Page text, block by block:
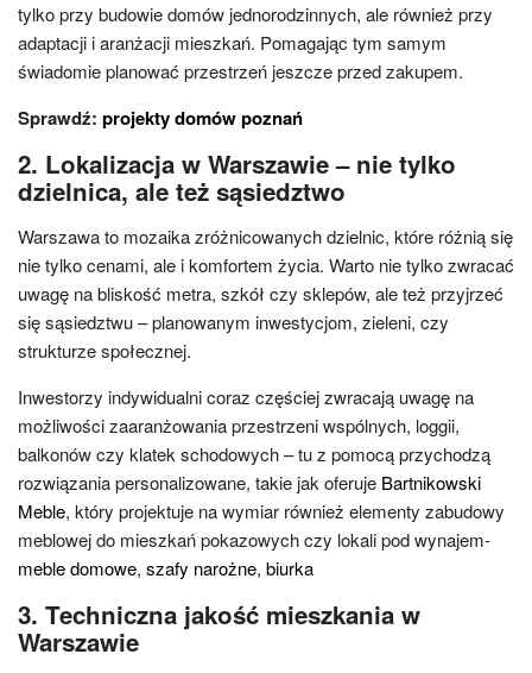
tylko przy budowie domów jednorodzinnych, ale również przy
adaptacji i aranżacji mieszkań. Pomagając tym samym
świadomie planować przestrzeń jeszcze przed zakupem.
Sprawdź: projekty domów poznań
2. Lokalizacja w Warszawie – nie tylko
dzielnica, ale też sąsiedztwo
Warszawa to mozaika zróżnicowanych dzielnic, które różnią się
nie tylko cenami, ale i komfortem życia. Warto nie tylko zwracać
uwagę na bliskość metra, szkół czy sklepów, ale też przyjrzeć
się sąsiedztwu – planowanym inwestycjom, zieleni, czy
strukturze społecznej.
Inwestorzy indywidualni coraz częściej zwracają uwagę na
możliwości zaaranżowania przestrzeni wspólnych, loggii,
balkonów czy klatek schodowych – tu z pomocą przychodzą
rozwiązania personalizowane, takie jak oferuje Bartnikowski
Meble, który projektuje na wymiar również elementy zabudowy
meblowej do mieszkań pokazowych czy lokali pod wynajem-
meble domowe, szafy narożne, biurka
3. Techniczna jakość mieszkania w
Warszawie